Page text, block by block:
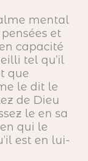
mental
et
capacité
tel qu’il
que
le dit le
de Dieu
le en sa
qui le
est en lui-